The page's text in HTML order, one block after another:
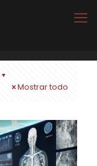
Mostrar todo